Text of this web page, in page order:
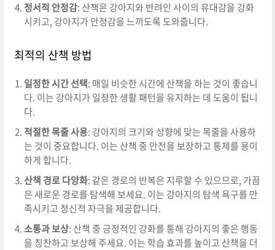
정서적 안정감: 산책은 강아지와 반려인 사이의 유대감을 강화
시키고, 강아지가 안정감을 느끼도록 도와줍니다.
최적의 산책 방법
일정한 시간 선택: 매일 비슷한 시간에 산책을 하는 것이 좋습니
다. 이는 강아지가 일정한 생활 패턴을 유지하는 데 도움이 됩니
다.
적절한 목줄 사용: 강아지의 크기와 성향에 맞는 목줄을 사용하
는 것이 중요합니다. 이는 산책 중 안전을 보장하고 통제를 용이
하게 합니다.
산책 경로 다양화: 같은 경로의 반복은 지루할 수 있으므로, 가끔
은 새로운 경로를 탐색해 보세요. 이는 강아지의 탐색 욕구를 만
족시키고 정신적 자극을 제공합니다.
소통과 보상: 산책 중 긍정적인 강화를 통해 강아지의 좋은 행동
을 칭찬하고 보상해 주세요. 이는 학습 효과를 높이고 산책을 더